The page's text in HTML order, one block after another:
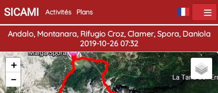
SICAMI Activités Plans
Andalo, Montanara, Rifugio Croz, Clamer, Spora, Daniola
2019-10-26 07:32
+
−